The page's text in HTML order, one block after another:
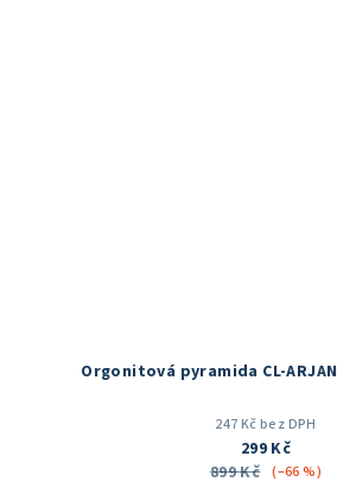
Orgonitová pyramida CL-ARJAN
247 Kč bez DPH
299 Kč
899 Kč (–66 %)